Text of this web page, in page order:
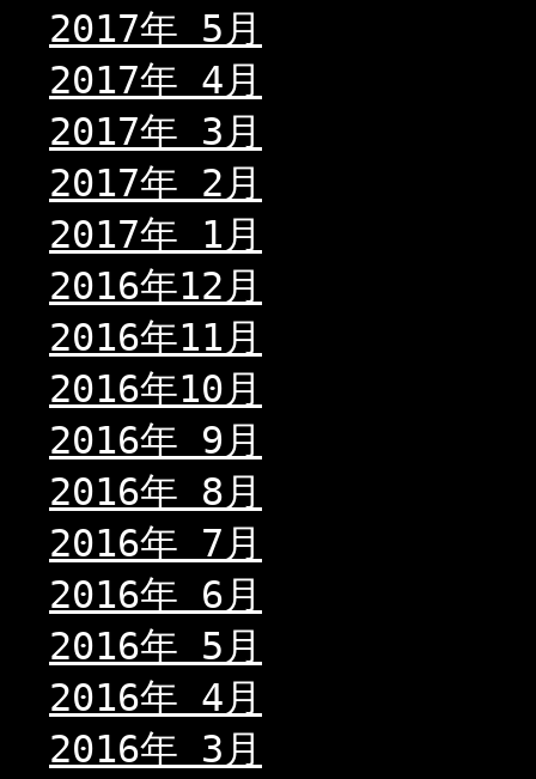
2017年 5月
2017年 4月
2017年 3月
2017年 2月
2017年 1月
2016年12月
2016年11月
2016年10月
2016年 9月
2016年 8月
2016年 7月
2016年 6月
2016年 5月
2016年 4月
2016年 3月